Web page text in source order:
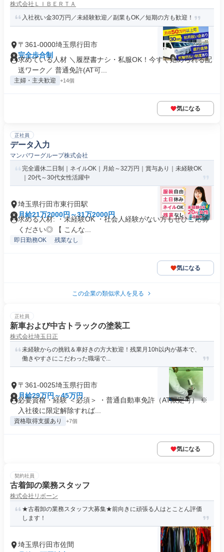
株式会社ＬＩＢＥＲＴＡ
入社祝い金30万円／未経験歓迎／副業もOK／短期の方も歓迎！
〒361-0000埼玉県行田市
完全歩合制
求めている人材 ＼履歴書ナシ・私服OK！今すぐ始められる配
送ワーク／ 普通免許(AT可...
主婦・主夫歓迎 +14個
気になる
正社員
データ入力
マンパワーグループ株式会社
完全週休二日制｜ネイルOK｜月給～32万円｜賞与あり｜未経験OK
｜20代～30代女性活躍中
埼玉県行田市東行田駅
月給21万2000円～31万2000円
求める人材: ・未経験OK ・社会人経験がない方もぜひご応募
ください◎ 【 こんな...
即日勤務OK 残業なし
気になる
この企業の類似求人を見る
正社員
新車および中古トラックの塗装工
株式会社埼玉日正
未経験からの挑戦＆車好きの方大歓迎！残業月10h以内が基本で、
働きやすさにこだわった職場で...
〒361-0025埼玉県行田市
月給29万円～45万円
必要資格・経験 ＜必須＞ ・普通自動車免許（AT限定可） ※
入社後に限定解除すれば...
資格取得支援あり +7個
気になる
契約社員
古着卸の業務スタッフ
株式会社リボーン
★古着卸の業務スタッフ大募集★前向きに頑張る人はとことん評価
します！
埼玉県行田市佐間